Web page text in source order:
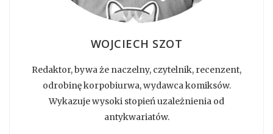
WOJCIECH SZOT
Redaktor, bywa że naczelny, czytelnik, recenzent,
odrobinę korpobiurwa, wydawca komiksów.
Wykazuje wysoki stopień uzależnienia od
antykwariatów.